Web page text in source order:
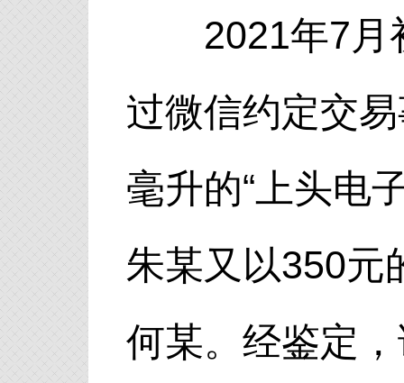
2021年7月初
过微信约定交
毫升的“上头电
朱某又以350元
何某。经鉴定